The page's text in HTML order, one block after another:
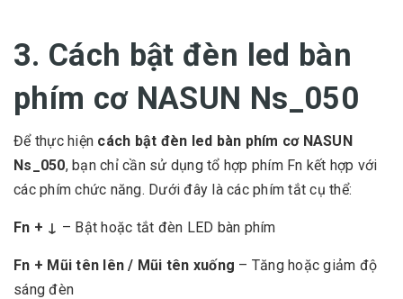
3. Cách bật đèn led bàn
phím cơ NASUN Ns_050
Để thực hiện cách bật đèn led bàn phím cơ NASUN
Ns_050, bạn chỉ cần sử dụng tổ hợp phím Fn kết hợp với
các phím chức năng. Dưới đây là các phím tắt cụ thể:
Fn + ↓ – Bật hoặc tắt đèn LED bàn phím
Fn + Mũi tên lên / Mũi tên xuống – Tăng hoặc giảm độ
sáng đèn